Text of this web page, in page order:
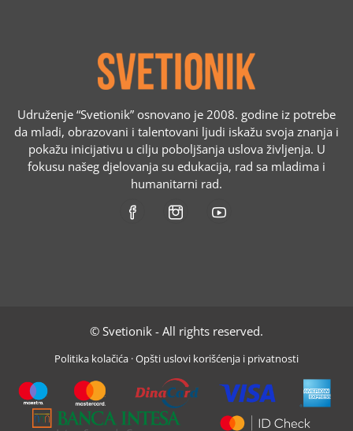
Udruženje “Svetionik” osnovano je 2008. godine iz potrebe
da mladi, obrazovani i talentovani ljudi iskažu svoja znanja i
pokažu inicijativu u cilju poboljšanja uslova življenja. U
fokusu našeg djelovanja su edukacija, rad sa mladima i
humanitarni rad.
© Svetionik - All rights reserved.
Politika kolačića ·Opšti uslovi korišćenja i privatnosti